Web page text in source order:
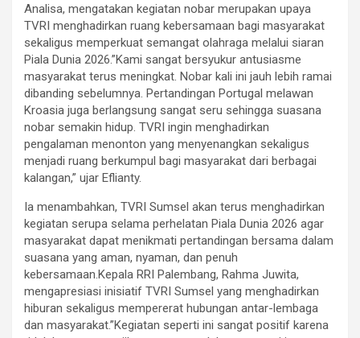
Analisa, mengatakan kegiatan nobar merupakan upaya
TVRI menghadirkan ruang kebersamaan bagi masyarakat
sekaligus memperkuat semangat olahraga melalui siaran
Piala Dunia 2026.”Kami sangat bersyukur antusiasme
masyarakat terus meningkat. Nobar kali ini jauh lebih ramai
dibanding sebelumnya. Pertandingan Portugal melawan
Kroasia juga berlangsung sangat seru sehingga suasana
nobar semakin hidup. TVRI ingin menghadirkan
pengalaman menonton yang menyenangkan sekaligus
menjadi ruang berkumpul bagi masyarakat dari berbagai
kalangan,” ujar Eflianty.
Ia menambahkan, TVRI Sumsel akan terus menghadirkan
kegiatan serupa selama perhelatan Piala Dunia 2026 agar
masyarakat dapat menikmati pertandingan bersama dalam
suasana yang aman, nyaman, dan penuh
kebersamaan.Kepala RRI Palembang, Rahma Juwita,
mengapresiasi inisiatif TVRI Sumsel yang menghadirkan
hiburan sekaligus mempererat hubungan antar-lembaga
dan masyarakat.”Kegiatan seperti ini sangat positif karena